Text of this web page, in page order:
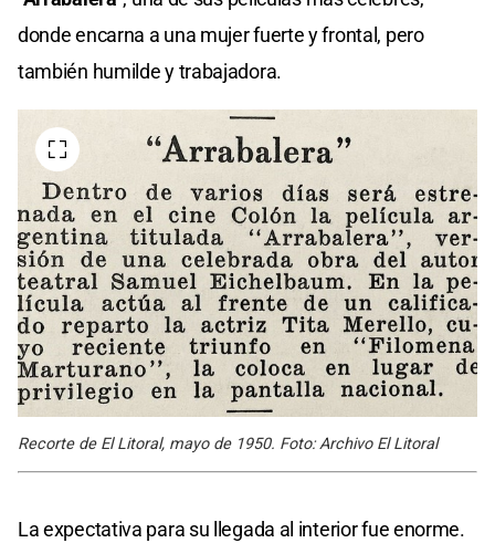
donde encarna a una mujer fuerte y frontal, pero
también humilde y trabajadora.
Recorte de El Litoral, mayo de 1950. Foto: Archivo El Litoral
La expectativa para su llegada al interior fue enorme.